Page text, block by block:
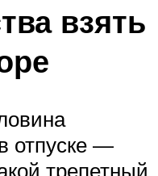
взять
отпуске —
трепетный